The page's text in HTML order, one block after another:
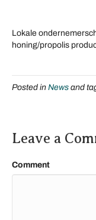
Lokale
honing/propolis
Posted in News and
Leave a
Comment